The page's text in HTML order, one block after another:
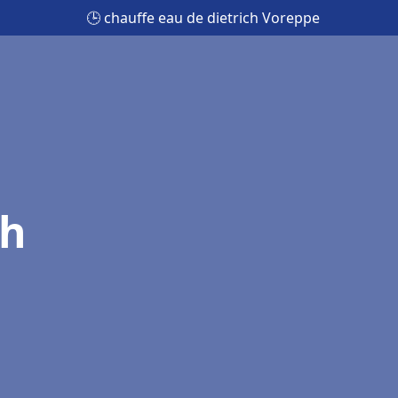
🕒 chauffe eau de dietrich Voreppe